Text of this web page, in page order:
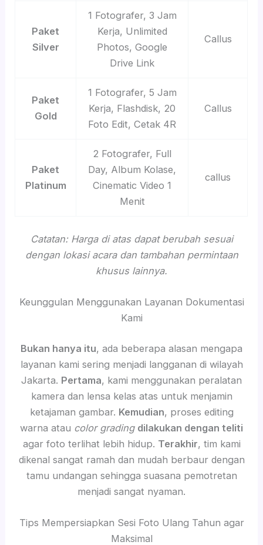
Paket
Silver
1 Fotografer, 3 Jam
Kerja, Unlimited
Photos, Google
Drive Link
Callus
Paket
Gold
1 Fotografer, 5 Jam
Kerja, Flashdisk, 20
Foto Edit, Cetak 4R
Callus
Paket
Platinum
2 Fotografer, Full
Day, Album Kolase,
Cinematic Video 1
Menit
callus
Catatan: Harga di atas dapat berubah sesuai
dengan lokasi acara dan tambahan permintaan
khusus lainnya.
Keunggulan Menggunakan Layanan Dokumentasi
Kami
Bukan hanya itu, ada beberapa alasan mengapa
layanan kami sering menjadi langganan di wilayah
Jakarta. Pertama, kami menggunakan peralatan
kamera dan lensa kelas atas untuk menjamin
ketajaman gambar. Kemudian, proses editing
warna atau color grading dilakukan dengan teliti
agar foto terlihat lebih hidup. Terakhir, tim kami
dikenal sangat ramah dan mudah berbaur dengan
tamu undangan sehingga suasana pemotretan
menjadi sangat nyaman.
Tips Mempersiapkan Sesi Foto Ulang Tahun agar
Maksimal